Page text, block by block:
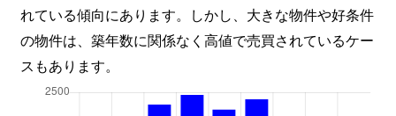
れている傾向にあります。しかし、大きな物件や好条件
の物件は、築年数に関係なく高値で売買されているケー
スもあります。